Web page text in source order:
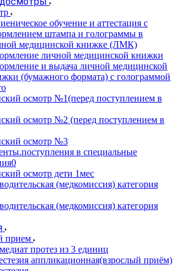
обучение и аттестация с
штампа и голограммы в
медицинской книжке (ЛМК)
личной медицинской книжки
и выдача личной медицинской
(бумажного формата) с голограммой
осмотр №1(перед поступлением в
осмотр №2 (перед поступлением в
осмотр №3
в специальные
осмотр дети 1мес
(медкомиссия) категория
(медкомиссия) категория
прием
протез из 3 единиц
аппликационная(взрослый приём)